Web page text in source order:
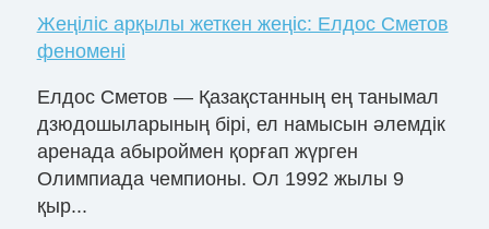
Жеңіліс арқылы жеткен жеңіс: Елдос Сметов
феномені
Елдос Сметов — Қазақстанның ең танымал
дзюдошыларының бірі, ел намысын әлемдік
аренада абыроймен қорғап жүрген
Олимпиада чемпионы. Ол 1992 жылы 9
қыр...